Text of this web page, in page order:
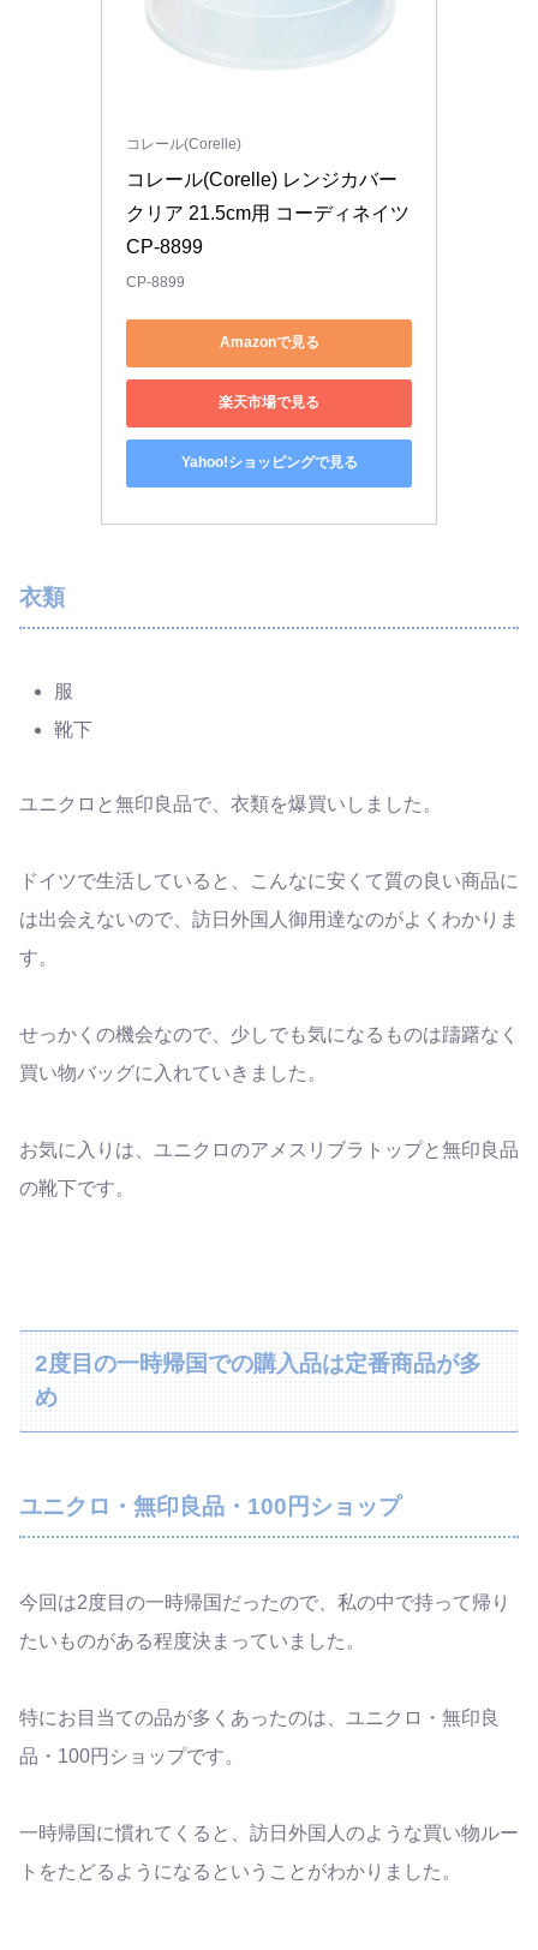
コレール(Corelle)
コレール(Corelle) レンジカバー
クリア 21.5cm用 コーディネイツ
CP-8899
CP-8899
Amazonで見る
楽天市場で見る
Yahoo!ショッピングで見る
衣類
服
靴下
ユニクロと無印良品で、衣類を爆買いしました。
ドイツで生活していると、こんなに安くて質の良い商品に
は出会えないので、訪日外国人御用達なのがよくわかりま
す。
せっかくの機会なので、少しでも気になるものは躊躇なく
買い物バッグに入れていきました。
お気に入りは、ユニクロのアメスリブラトップと無印良品
の靴下です。
2度目の一時帰国での購入品は定番商品が多
め
ユニクロ・無印良品・100円ショップ
今回は2度目の一時帰国だったので、私の中で持って帰り
たいものがある程度決まっていました。
特にお目当ての品が多くあったのは、ユニクロ・無印良
品・100円ショップです。
一時帰国に慣れてくると、訪日外国人のような買い物ルー
トをたどるようになるということがわかりました。